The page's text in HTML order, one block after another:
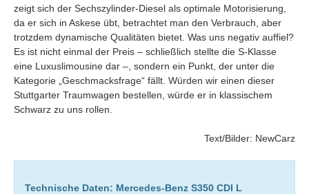
zeigt sich der Sechszylinder-Diesel als optimale Motorisierung,
da er sich in Askese übt, betrachtet man den Verbrauch, aber
trotzdem dynamische Qualitäten bietet. Was uns negativ auffiel?
Es ist nicht einmal der Preis – schließlich stellte die S-Klasse
eine Luxuslimousine dar –, sondern ein Punkt, der unter die
Kategorie „Geschmacksfrage“ fällt. Würden wir einen dieser
Stuttgarter Traumwagen bestellen, würde er in klassischem
Schwarz zu uns rollen.
Text/Bilder: NewCarz
Technische Daten: Mercedes-Benz S350 CDI L